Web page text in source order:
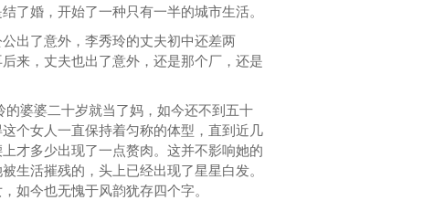
了婚，开始了一种只有一半的城市生活。
出了意外，李秀玲的丈夫初中还差两
来，丈夫也出了意外，还是那个厂，还是
婆婆二十岁就当了妈，如今还不到五十
个女人一直保持着匀称的体型，直到近几
才多少出现了一点赘肉。这并不影响她的
生活摧残的，头上已经出现了星星白发。
如今也无愧于风韵犹存四个字。